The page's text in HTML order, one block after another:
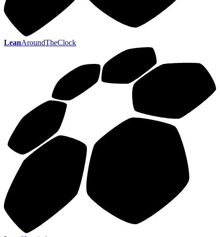
LeanAroundTheClock